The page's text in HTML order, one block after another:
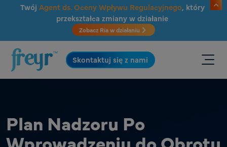
Przejdź do głównej treści
Twój Agent ds. Oceny Wpływu Regulacyjnego, który
przekształca zmiany w działanie
Zobacz Ria w działaniu
.
Skontaktuj się z nami
Plan Nadzoru Po